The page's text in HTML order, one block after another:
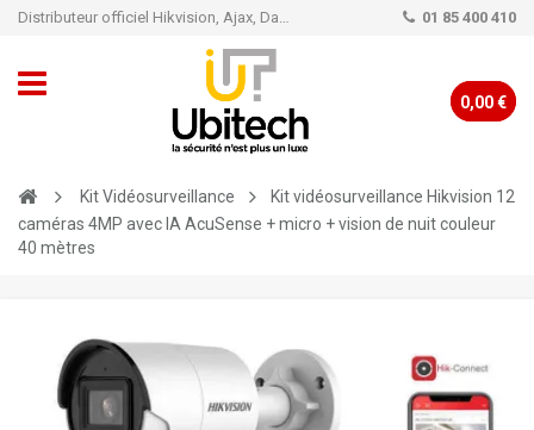
Distributeur officiel Hikvision, Ajax, Dahua, TP-Link - Caméra de vidéo surveillance - Alarme 01 85 400 410
0,00 €
Kit Vidéosurveillance
Kit vidéosurveillance Hikvision 12
caméras 4MP avec IA AcuSense + micro + vision de nuit couleur
40 mètres